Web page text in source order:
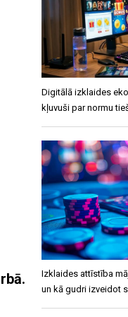
Digitālā izklaides
kļuvuši par normu
Izklaides attīstība
un kā gudri izveidot